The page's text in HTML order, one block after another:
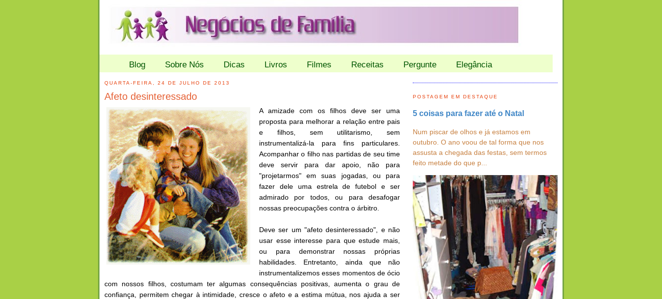
Blog Sobre Nós Dicas Livros Filmes Receitas Pergunte Elegância
QUARTA-FEIRA, 24 DE JULHO DE 2013
Afeto desinteressado
A amizade com os filhos deve ser uma
proposta para melhorar a relação entre pais
e filhos, sem utilitarismo, sem
instrumentalizá-la para fins particulares.
Acompanhar o filho nas partidas de seu time
deve servir para dar apoio, não para
"projetarmos" em suas jogadas, ou para
fazer dele uma estrela de futebol e ser
admirado por todos, ou para desafogar
nossas preocupações contra o árbitro.
Deve ser um "afeto desinteressado", e não
usar esse interesse para que estude mais,
ou para demonstrar nossas próprias
habilidades. Entretanto, ainda que não
instrumentalizemos esses momentos de ócio
com nossos filhos, costumam ter algumas consequências positivas, aumenta o grau de
confiança, permitem chegar à intimidade, cresce o afeto e a estima mútua, nos ajuda a ser
POSTAGEM EM DESTAQUE
5 coisas para fazer até o Natal
Num piscar de olhos e já estamos em
outubro. O ano voou de tal forma que nos
assusta a chegada das festas, sem termos
feito metade do que p...